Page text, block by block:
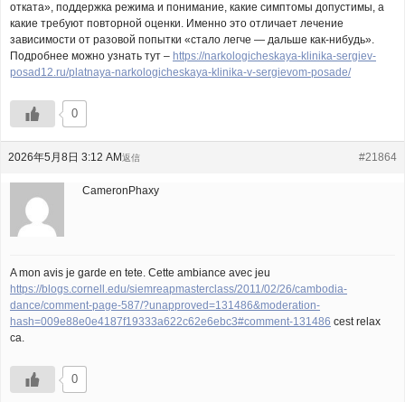
отката», поддержка режима и понимание, какие симптомы допустимы, а
какие требуют повторной оценки. Именно это отличает лечение
зависимости от разовой попытки «стало легче — дальше как-нибудь».
Подробнее можно узнать тут – https://narkologicheskaya-klinika-sergiev-
posad12.ru/platnaya-narkologicheskaya-klinika-v-sergievom-posade/
0
2026年5月8日 3:12 AM #21864
返信
CameronPhaxy
A mon avis je garde en tete. Cette ambiance avec jeu
https://blogs.cornell.edu/siemreapmasterclass/2011/02/26/cambodia-
dance/comment-page-587/?unapproved=131486&moderation-
hash=009e88e0e4187f19333a622c62e6ebc3#comment-131486 cest relax
ca.
0